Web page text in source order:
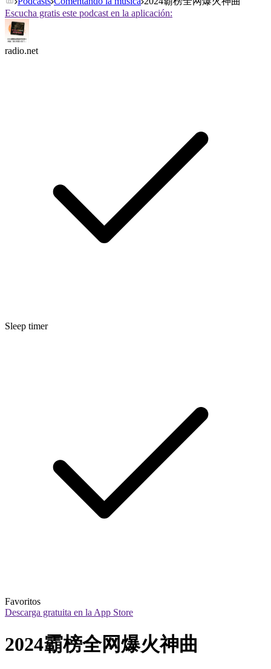
Escucha gratis este podcast en la aplicación:
radio.net
Sleep timer
Favoritos
Descarga gratuita en la App Store
2024霸榜全网爆火神曲